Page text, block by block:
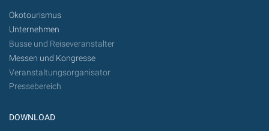
Ökotourismus
Unternehmen
Busse und Reiseveranstalter
Messen und Kongresse
Veranstaltungsorganisator
Pressebereich
DOWNLOAD